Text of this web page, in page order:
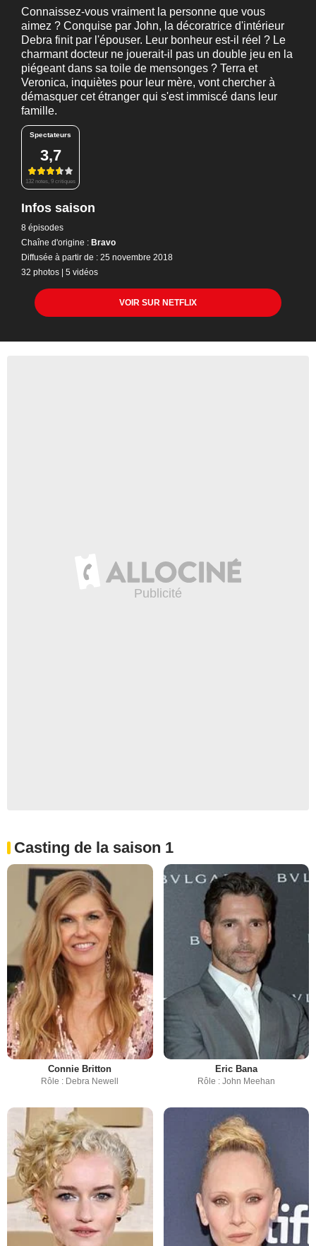
Connaissez-vous vraiment la personne que vous
aimez ? Conquise par John, la décoratrice d'intérieur
Debra finit par l'épouser. Leur bonheur est-il réel ? Le
charmant docteur ne jouerait-il pas un double jeu en la
piégeant dans sa toile de mensonges ? Terra et
Veronica, inquiètes pour leur mère, vont chercher à
démasquer cet étranger qui s'est immiscé dans leur
famille.
Spectateurs
3,7
132 notes, 9 critiques
Infos saison
8 épisodes
Chaîne d'origine : Bravo
Diffusée à partir de : 25 novembre 2018
32 photos | 5 vidéos
VOIR SUR NETFLIX
Casting de la saison 1
Connie Britton
Rôle : Debra Newell
Eric Bana
Rôle : John Meehan